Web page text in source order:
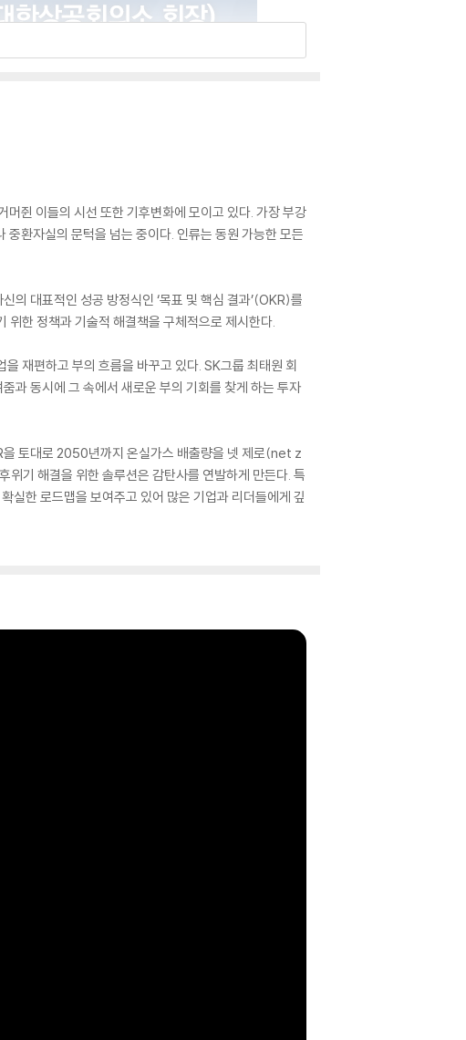
머쥔 이들의 시선 또한 기후변화에 모이고 있다. 가장 부강
환자실의 문턱을 넘는 중이다. 인류는 동원 가능한 모든
의 대표적인 성공 방정식인 ‘목표 및 핵심 결과’(OKR)를
위한 정책과 기술적 해결책을 구체적으로 제시한다.
재편하고 부의 흐름을 바꾸고 있다. SK그룹 최태원 회
과 동시에 그 속에서 새로운 부의 기회를 찾게 하는 투자
을 토대로 2050년까지 온실가스 배출량을 넷 제로(net z
기 해결을 위한 솔루션은 감탄사를 연발하게 만든다. 특
실한 로드맵을 보여주고 있어 많은 기업과 리더들에게 깊